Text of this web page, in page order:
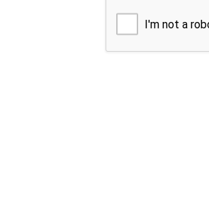
I'm not a